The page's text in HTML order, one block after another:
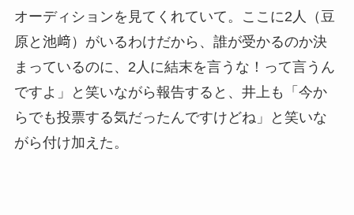
オーディションを見てくれていて。ここに2人（豆
原と池﨑）がいるわけだから、誰が受かるのか決
まっているのに、2人に結末を言うな！って言うん
ですよ」と笑いながら報告すると、井上も「今か
らでも投票する気だったんですけどね」と笑いな
がら付け加えた。